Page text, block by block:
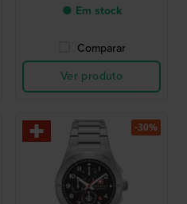
● Em stock
Comparar
Ver produto
-30%